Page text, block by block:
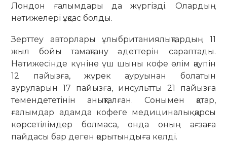
Лондон ғалымдары да жүргізді. Олардың
нәтижелері ұқсас болды.
Зерттеу авторлары ұлыбританиялықтардың 11
жыл бойы тамақтану әдеттерін сараптады.
Нәтижесінде күніне үш шыны кофе өлім қаупін
12 пайызға, жүрек ауруынан болатын
ауруларын 17 пайызға, инсультты 21 пайызға
төмендететінін анықталған. Сонымен қатар,
ғалымдар адамда кофеге медициналық қарсы
көрсетілімдер болмаса, онда оның ағзаға
пайдасы бар деген қорытындыға келді.